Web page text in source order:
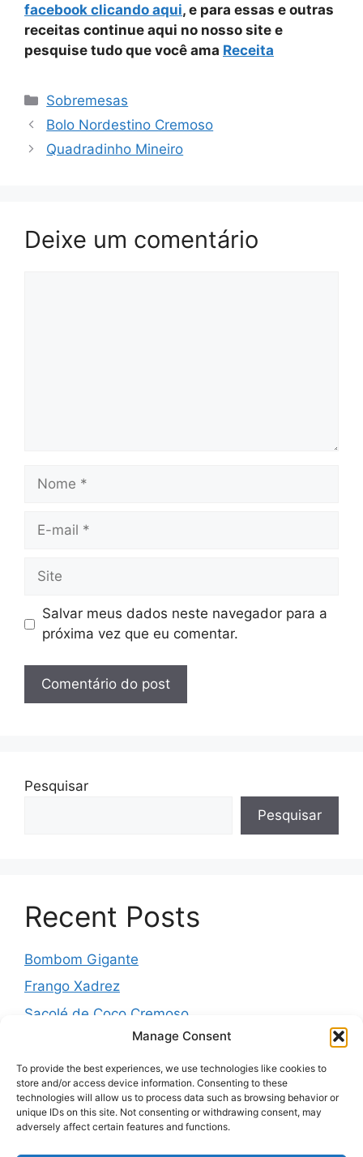
Manage Consent
To provide the best experiences, we use technologies like cookies to
store and/or access device information. Consenting to these
technologies will allow us to process data such as browsing behavior or
unique IDs on this site. Not consenting or withdrawing consent, may
adversely affect certain features and functions.
facebook clicando aqui, e para essas e outras
receitas continue aqui no nosso site e
pesquise tudo que você ama Receita
Categorias
Sobremesas
Bolo Nordestino Cremoso
Quadradinho Mineiro
Deixe um comentário
Nome
Site
Salvar meus dados neste navegador para a
próxima vez que eu comentar.
Pesquisar
Pesquisar
Recent Posts
Bombom Gigante
Frango Xadrez
Sacolé de Coco Cremoso
Torta de cebola molhadinha
Pernil Assado com Laranja, Alho e Ervas